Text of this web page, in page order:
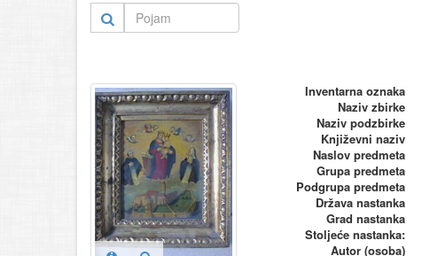
Inventarna oznaka
Naziv zbirke
Naziv podzbirke
Književni naziv
Naslov predmeta
Grupa predmeta
Podgrupa predmeta
Država nastanka
Grad nastanka
Stoljeće nastanka:
Autor (osoba)